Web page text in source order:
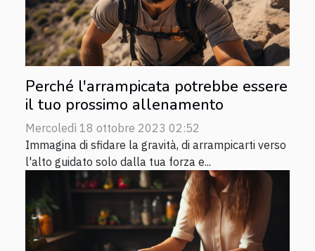
Perché l'arrampicata potrebbe essere
il tuo prossimo allenamento
Mercoledì 18 ottobre 2023 02:52
Immagina di sfidare la gravità, di arrampicarti verso
l'alto guidato solo dalla tua forza e...